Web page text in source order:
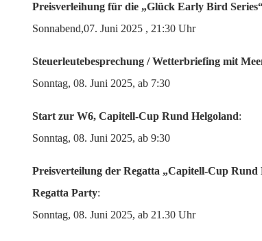
Preisverleihung für die „Glück Early Bird
Sonnabend,07. Juni 2025 , 21:30 Uhr
Steuerleutebesprechung / Wetterbriefing mit
Sonntag, 08. Juni 2025, ab 7:30
Start zur W6, Capitell-Cup Rund Helgoland:
Sonntag, 08. Juni 2025, ab 9:30
Preisverteilung der Regatta „Capitell-Cup Rund
Regatta Party:
Sonntag, 08. Juni 2025, ab 21.30 Uhr